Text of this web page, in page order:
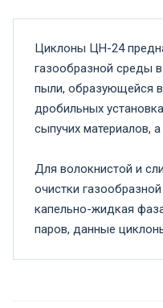
Циклоны ЦН-24
газообразной среды
пыли, образующейся
дробильных
сыпучих материалов,
Для волокнистой и
очистки
капельно-жидкая
паров, данные